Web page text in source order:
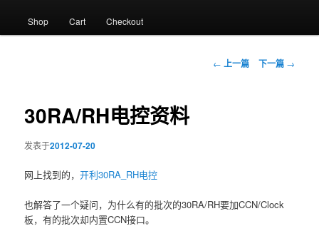
Shop Cart Checkout
文
← 上一篇 下一篇 →
30RA/RH电控资料
发表于2012-07-20
网上找到的，开利30RA_RH电控
也解答了一个疑问，为什么有的批次的30RA/RH要加CCN/Clock
板，有的批次却内置CCN接口。